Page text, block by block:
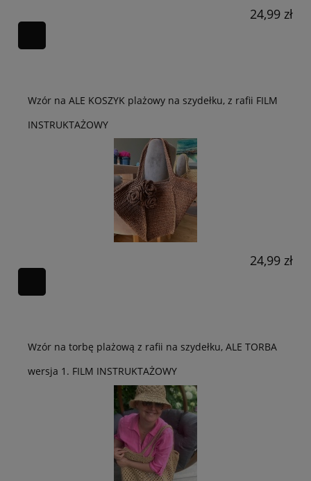
24,99 zł
Wzór na ALE KOSZYK plażowy na szydełku, z rafii FILM
INSTRUKTAŻOWY
24,99 zł
Wzór na torbę plażową z rafii na szydełku, ALE TORBA
wersja 1. FILM INSTRUKTAŻOWY